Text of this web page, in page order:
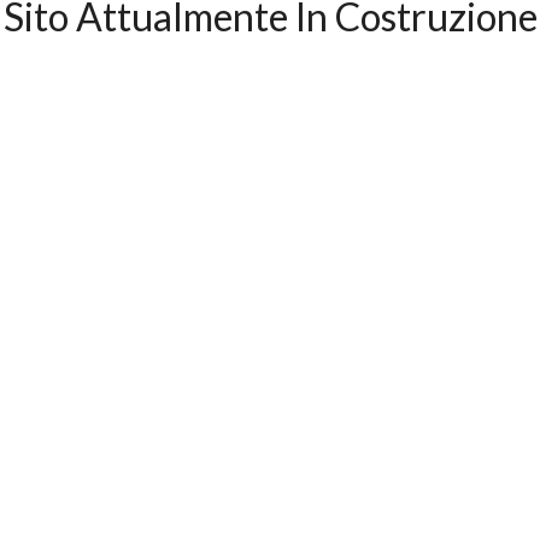
Attualmente In Costruzione